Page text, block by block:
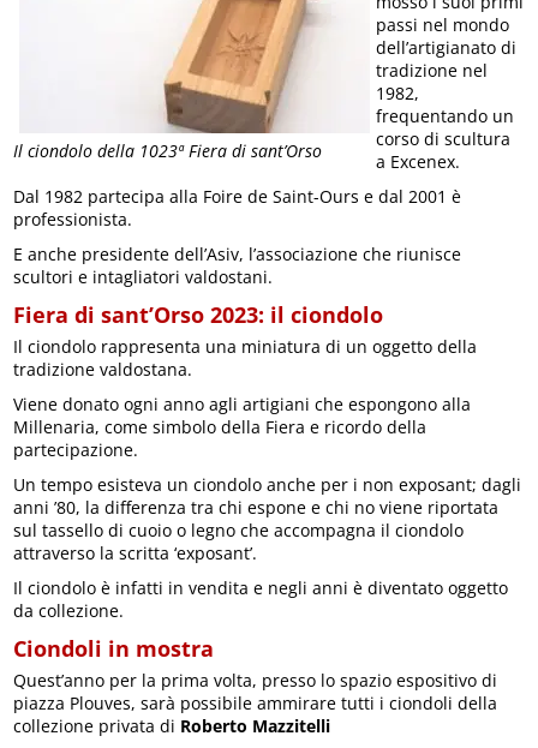
Il ciondolo della 1023ª Fiera di sant’Orso
passi nel mondo
dell’artigianato di
tradizione nel
1982,
frequentando un
corso di scultura
a Excenex.
Dal 1982 partecipa alla Foire de Saint-Ours e dal 2001 è
professionista.
E anche presidente dell’Asiv, l’associazione che riunisce
scultori e intagliatori valdostani.
Fiera di sant’Orso 2023: il ciondolo
Il ciondolo rappresenta una miniatura di un oggetto della
tradizione valdostana.
Viene donato ogni anno agli artigiani che espongono alla
Millenaria, come simbolo della Fiera e ricordo della
partecipazione.
Un tempo esisteva un ciondolo anche per i non exposant; dagli
anni ’80, la differenza tra chi espone e chi no viene riportata
sul tassello di cuoio o legno che accompagna il ciondolo
attraverso la scritta ‘exposant’.
Il ciondolo è infatti in vendita e negli anni è diventato oggetto
da collezione.
Ciondoli in mostra
Quest’anno per la prima volta, presso lo spazio espositivo di
piazza Plouves, sarà possibile ammirare tutti i ciondoli della
collezione privata di Roberto Mazzitelli